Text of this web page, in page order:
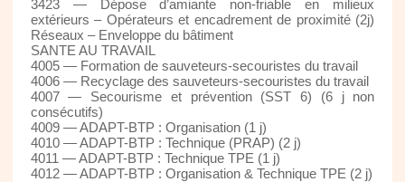
3423 — Dépose d’amiante non-friable en milieux
extérieurs – Opérateurs et encadrement de proximité (2j)
Réseaux – Enveloppe du bâtiment
SANTE AU TRAVAIL
4005 — Formation de sauveteurs-secouristes du travail
4006 — Recyclage des sauveteurs-secouristes du travail
4007 — Secourisme et prévention (SST 6) (6 j non
consécutifs)
4009 — ADAPT-BTP : Organisation (1 j)
4010 — ADAPT-BTP : Technique (PRAP) (2 j)
4011 — ADAPT-BTP : Technique TPE (1 j)
4012 — ADAPT-BTP : Organisation & Technique TPE (2 j)